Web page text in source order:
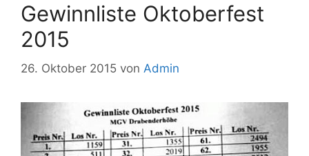
Gewinnliste Oktoberfest
2015
26. Oktober 2015 von Admin